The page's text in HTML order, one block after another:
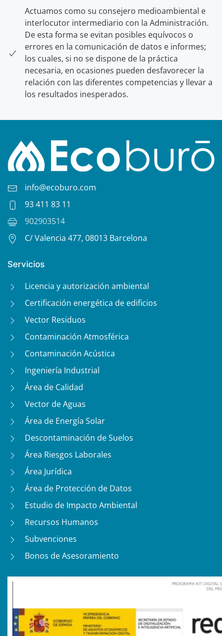
Actuamos como su consejero medioambiental e
interlocutor intermediario con la Administración.
De esta forma se evitan posibles equívocos o
errores en la comunicación de datos e informes;
los cuales, si no se dispone de la práctica
necesaria, en ocasiones pueden desfavorecer la
relación con las diferentes competencias y llevar a
los resultados inesperados.
info@ecoburo.com
93 411 83 11
902903514
C/ Valencia 477, 08013 Barcelona
Servicios
Licencia y autorización ambiental
Certificación energética de edificios
Vector Residuos
Contaminación Atmosférica
Contaminación Acústica
Ingeniería Industrial
Área de Calidad
Vector de Aguas
Área de Energía Solar
Descontaminación de Suelos
Área Riesgos Laborales
Área Jurídica
Área de Protección de Datos
Estudio de Impacto Ambiental
Recursos Humanos
Subvenciones
Bonos de Asesoramiento